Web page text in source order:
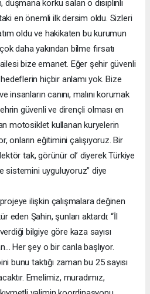
düşmana korku salan o disiplinli
en önemli ilk dersim oldu. Sizleri
oldu ve hakikaten bu kurumun
daha yakından bilme fırsatı
ailesi bize emanet. Eğer şehir güvenli
hiçbir anlamı yok. Bize
insanların canını, malını korumak
güvenli ve dirençli olması en
motosiklet kullanan kuryelerin
onların eğitimini çalışıyoruz. Bir
tak, görünür ol’ diyerek Türkiye
sistemini uyguluyoruz” diye
ilişkin çalışmalara değinen
eden Şahin, şunları aktardı: “İl
bilgiye göre kaza sayısı
Her şey o bir canla başlıyor.
bunu taktığı zaman bu 25 sayısı
Emelimiz, muradımız,